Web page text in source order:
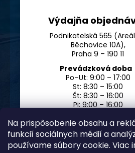
Na prispôsobenie obsahu a
funkcií sociálnych médií a
používame súbory cookie. Viac
Výdajňa
Podnikatelská 565 (Areál
Běchovice 10A),
Praha 9 – 190 11
Prevádzková doba
Po–Ut: 9:00 – 17:00
St: 8:30 – 15:00
Št: 8:30 – 16:00
Pi: 9:00 – 16:00